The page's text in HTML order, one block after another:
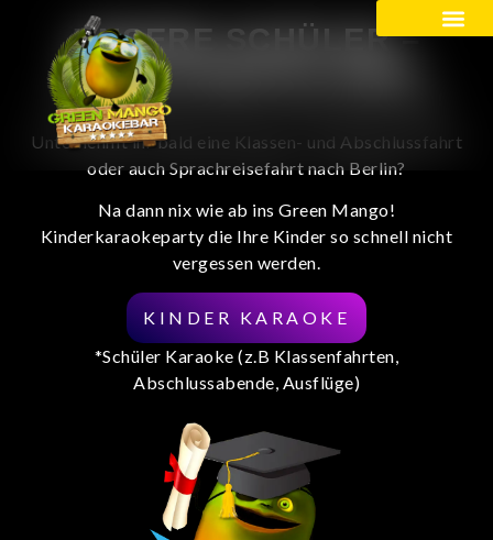
UNSERE SCHÜLER –
PARTYPAKETE 2026!
Im Green Mango sind ihre Schüler goldrichtig!
Unternehmt ihr bald eine Klassen- und Abschlussfahrt
oder auch Sprachreisefahrt nach Berlin?
Na dann nix wie ab ins Green Mango!
Kinderkaraokeparty die Ihre Kinder so schnell nicht
vergessen werden.
KINDER KARAOKE
*Schüler Karaoke (z.B Klassenfahrten,
Abschlussabende, Ausflüge)